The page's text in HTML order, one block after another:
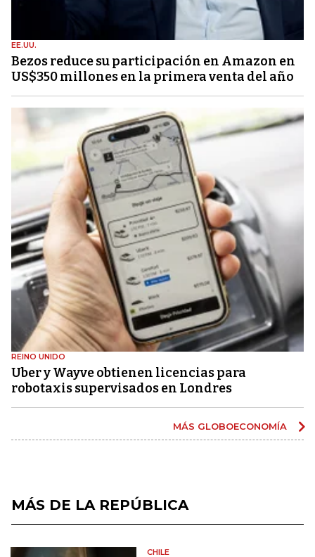
EE.UU.
Bezos reduce su participación en Amazon en
US$350 millones en la primera venta del año
REINO UNIDO
Uber y Wayve obtienen licencias para
robotaxis supervisados ​​en Londres
MÁS GLOBOECONOMÍA
MÁS DE LA REPÚBLICA
CHILE